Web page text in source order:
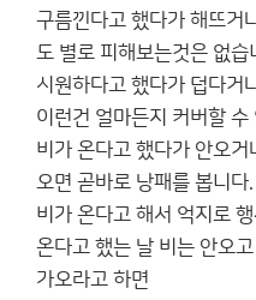
구름낀다고 했다가 해뜨거
도 별로 피해보는것은 없습
시원하다고 했다가 덥다거
이런건 얼마든지 커버할 수
비가 온다고 했다가 안오
오면 곧바로 낭패를 봅니다.
비가 온다고 해서 억지로
온다고 했는 날 비는 안오
가오라고 하면